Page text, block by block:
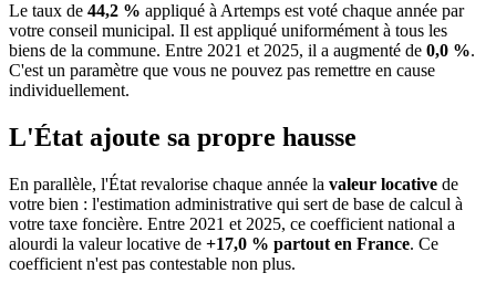
Le taux de 44,2 % appliqué à Artemps est voté chaque année par
votre conseil municipal. Il est appliqué uniformément à tous les
biens de la commune. Entre 2021 et 2025, il a augmenté de 0,0 %.
C'est un paramètre que vous ne pouvez pas remettre en cause
individuellement.
L'État ajoute sa propre hausse
En parallèle, l'État revalorise chaque année la valeur locative de
votre bien : l'estimation administrative qui sert de base de calcul à
votre taxe foncière. Entre 2021 et 2025, ce coefficient national a
alourdi la valeur locative de +17,0 % partout en France. Ce
coefficient n'est pas contestable non plus.